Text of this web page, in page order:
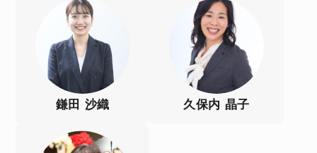
鎌田 沙織 久保内 晶子